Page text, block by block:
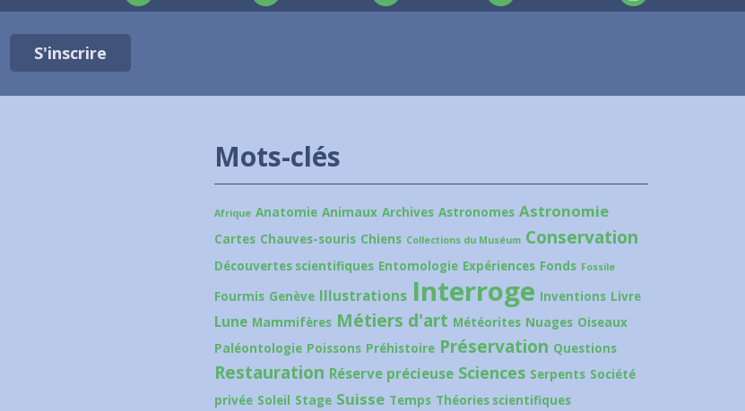
S'inscrire
Mots-clés
Afrique Anatomie Animaux Archives Astronomes Astronomie
Cartes Chauves-souris Chiens Collections du Muséum Conservation
Découvertes scientifiques Entomologie Expériences Fonds Fossile
Fourmis Genève Illustrations Interroge Inventions Livre
Lune Mammifères Métiers d'art Météorites Nuages Oiseaux
Paléontologie Poissons Préhistoire Préservation Questions
Restauration Réserve précieuse Sciences Serpents Société
privée Soleil Stage Suisse Temps Théories scientifiques